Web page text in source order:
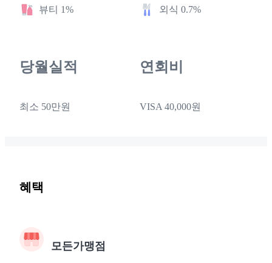
뷰티 1% 외식 0.7%
당월실적
최소 50만원
연회비
VISA 40,000원
혜택
모든가맹점